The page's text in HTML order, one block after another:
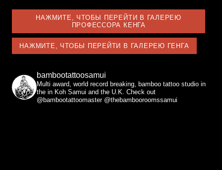
НАЖМИТЕ, ЧТОБЫ ПЕРЕЙТИ В ГАЛЕРЕЮ
ПРОФЕССОРА КЕНГА
НАЖМИТЕ, ЧТОБЫ ПЕРЕЙТИ В ГАЛЕРЕЮ ГЕНГА
bambootattoosamui
Multi award, world record breaking, bamboo tattoo studio in
the in Koh Samui and the U.K. Check out
@bambootattoomaster @thebambooroomssamui